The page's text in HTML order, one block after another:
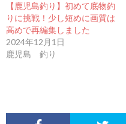
【鹿児島釣り】初めて底物釣
りに挑戦！少し短めに画質は
高めで再編集しました
2024年12月1日
鹿児島 釣り